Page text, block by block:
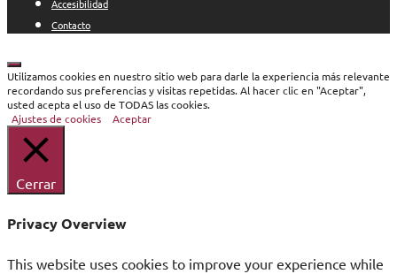
Accesibilidad
Contacto
Cerrar
Utilizamos cookies en nuestro sitio web para darle la experiencia más relevante
recordando sus preferencias y visitas repetidas. Al hacer clic en "Aceptar",
usted acepta el uso de TODAS las cookies.
Ajustes de cookies
Aceptar
Cerrar
Privacy Overview
This website uses cookies to improve your experience while